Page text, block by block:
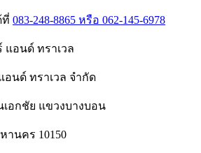
ที่ 083-248-8865 หรือ 062-145-6978
อนด์ ทราเวล จำกัด
เอกชัย แขวงบางบอน
านคร 10150